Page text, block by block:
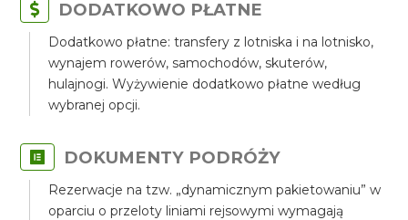
DODATKOWO PŁATNE
Dodatkowo płatne: transfery z lotniska i na lotnisko,
wynajem rowerów, samochodów, skuterów,
hulajnogi. Wyżywienie dodatkowo płatne według
wybranej opcji.
DOKUMENTY PODRÓŻY
Rezerwacje na tzw. „dynamicznym pakietowaniu” w
oparciu o przeloty liniami rejsowymi wymagają